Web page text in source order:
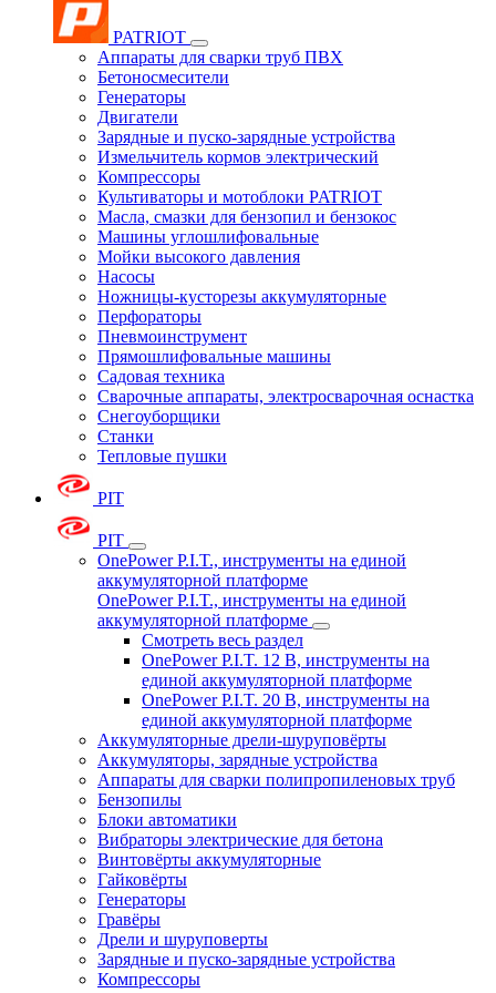
PATRIOT
Аппараты для сварки труб ПВХ
Бетоносмесители
Генераторы
Двигатели
Зарядные и пуско-зарядные устройства
Измельчитель кормов электрический
Компрессоры
Культиваторы и мотоблоки PATRIOT
Масла, смазки для бензопил и бензокос
Машины углошлифовальные
Мойки высокого давления
Насосы
Ножницы-кусторезы аккумуляторные
Перфораторы
Пневмоинструмент
Прямошлифовальные машины
Садовая техника
Сварочные аппараты, электросварочная оснастка
Снегоуборщики
Станки
Тепловые пушки
PIT
PIT
OnePower P.I.T., инструменты на единой
аккумуляторной платформе
OnePower P.I.T., инструменты на единой
аккумуляторной платформе
Смотреть весь раздел
OnePower P.I.T. 12 В, инструменты на
единой аккумуляторной платформе
OnePower P.I.T. 20 В, инструменты на
единой аккумуляторной платформе
Аккумуляторные дрели-шуруповёрты
Аккумуляторы, зарядные устройства
Аппараты для сварки полипропиленовых труб
Бензопилы
Блоки автоматики
Вибраторы электрические для бетона
Винтовёрты аккумуляторные
Гайковёрты
Генераторы
Гравёры
Дрели и шуруповерты
Зарядные и пуско-зарядные устройства
Компрессоры